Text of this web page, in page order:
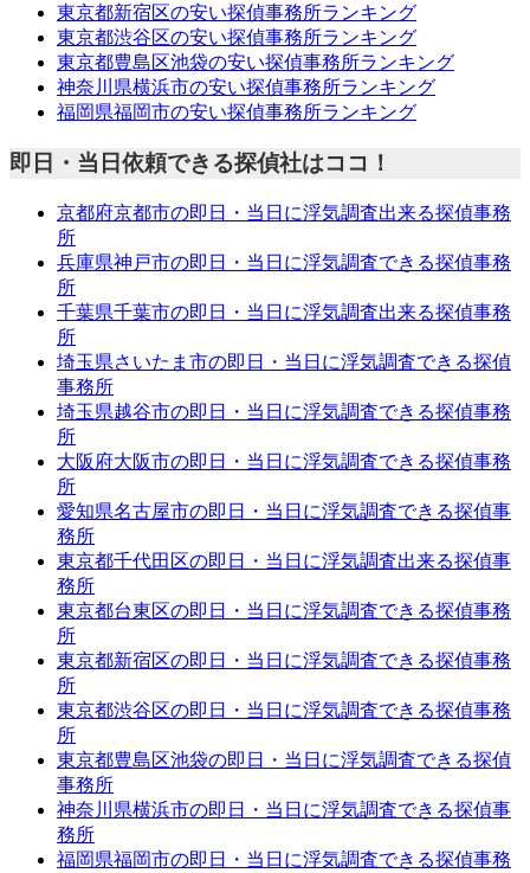
東京都新宿区の安い探偵事務所ランキング
東京都渋谷区の安い探偵事務所ランキング
東京都豊島区池袋の安い探偵事務所ランキング
神奈川県横浜市の安い探偵事務所ランキング
福岡県福岡市の安い探偵事務所ランキング
即日・当日依頼できる探偵社はココ！
京都府京都市の即日・当日に浮気調査出来る探偵事務
所
兵庫県神戸市の即日・当日に浮気調査できる探偵事務
所
千葉県千葉市の即日・当日に浮気調査出来る探偵事務
所
埼玉県さいたま市の即日・当日に浮気調査できる探偵
事務所
埼玉県越谷市の即日・当日に浮気調査できる探偵事務
所
大阪府大阪市の即日・当日に浮気調査できる探偵事務
所
愛知県名古屋市の即日・当日に浮気調査できる探偵事
務所
東京都千代田区の即日・当日に浮気調査出来る探偵事
務所
東京都台東区の即日・当日に浮気調査できる探偵事務
所
東京都新宿区の即日・当日に浮気調査できる探偵事務
所
東京都渋谷区の即日・当日に浮気調査できる探偵事務
所
東京都豊島区池袋の即日・当日に浮気調査できる探偵
事務所
神奈川県横浜市の即日・当日に浮気調査できる探偵事
務所
福岡県福岡市の即日・当日に浮気調査できる探偵事務